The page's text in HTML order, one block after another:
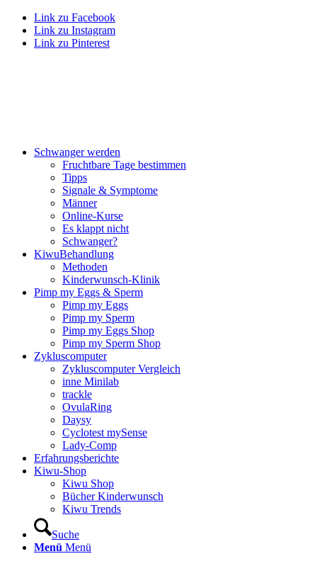
Link zu Facebook
Link zu Instagram
Link zu Pinterest
Schwan­ger wer­den
Frucht­ba­re Tage bestim­men
Tipps
Signa­le & Sym­pto­me
Män­ner
Online-Kur­se
Es klappt nicht
Schwan­ger?
Kiwu­Be­hand­lung
Metho­den
Kin­der­wunsch-Kli­nik
Pimp my Eggs & Sperm
Pimp my Eggs
Pimp my Sperm
Pimp my Eggs Shop
Pimp my Sperm Shop
Zyklus­com­pu­ter
Zyklus­com­pu­ter Ver­gleich
inne Mini­lab
track­le
Ovu­la­Ring
Day­sy
Cyclo­test mySen­se
Lady-Comp
Erfah­rungs­be­rich­te
Kiwu-Shop
Kiwu Shop
Bücher Kin­der­wunsch
Kiwu Trends
Suche
Menü Menü